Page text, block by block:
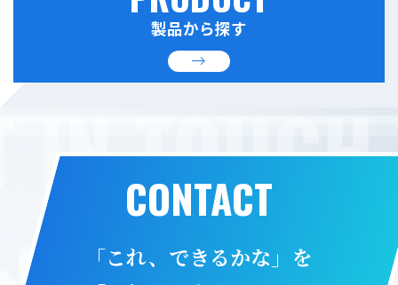
製品から探す
IN TOUCH
CONTACT
「これ、できるかな」を